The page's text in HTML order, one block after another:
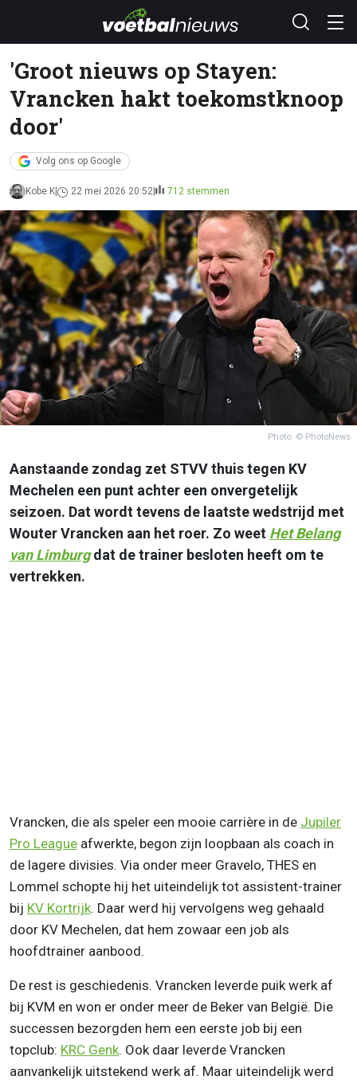
'Groot nieuws op Stayen:
Vrancken hakt toekomstknoop
door'
Volg ons op Google
Kobe K 22 mei 2026 20:52 712 stemmen
Photo: © PhotoNews
Aanstaande zondag zet STVV thuis tegen KV
Mechelen een punt achter een onvergetelijk
seizoen. Dat wordt tevens de laatste wedstrijd met
Wouter Vrancken aan het roer. Zo weet Het Belang
van Limburgdat de trainer besloten heeft om te
vertrekken.
Vrancken, die als speler een mooie carrière in de Jupiler
Pro League afwerkte, begon zijn loopbaan als coach in
de lagere divisies. Via onder meer Gravelo, THES en
Lommel schopte hij het uiteindelijk tot assistent-trainer
bij KV Kortrijk. Daar werd hij vervolgens weg gehaald
door KV Mechelen, dat hem zowaar een job als
hoofdtrainer aanbood.
De rest is geschiedenis. Vrancken leverde puik werk af
bij KVM en won er onder meer de Beker van België. Die
successen bezorgden hem een eerste job bij een
topclub: KRC Genk. Ook daar leverde Vrancken
aanvankelijk uitstekend werk af. Maar uiteindelijk werd